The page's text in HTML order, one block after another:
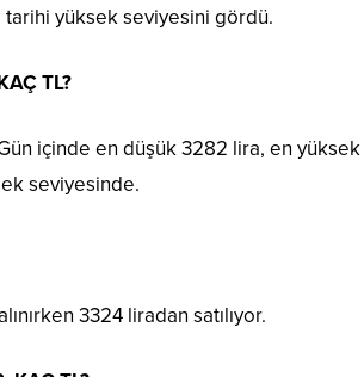
yüksek seviyesini gördü.
TL?
içinde en düşük 3282 lira, en
seviyesinde.
3324 liradan satılıyor.